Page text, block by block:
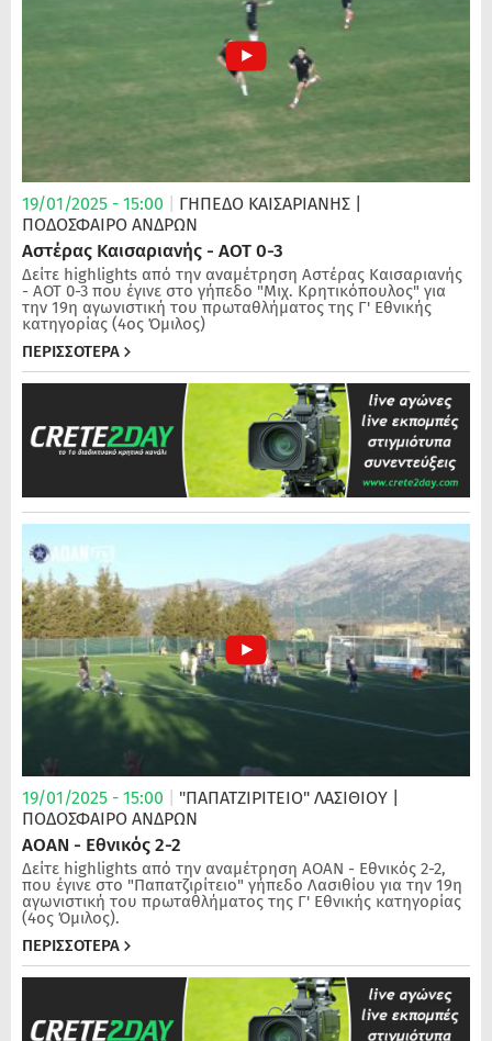
19/01/2025 - 15:00 ΓΗΠΕΔΟ ΚΑΙΣΑΡΙΑΝΗΣ
ΠΟΔΌΣΦΑΙΡΟ ΑΝΔΡΏΝ
Αστέρας Καισαριανής - ΑΟΤ 0-3
Δείτε highlights από την αναμέτρηση Αστέρας Καισαριανής
- ΑΟΤ 0-3 που έγινε στο γήπεδο "Μιχ. Κρητικόπουλος" για
την 19η αγωνιστική του πρωταθλήματος της Γ' Εθνικής
κατηγορίας (4ος Όμιλος)
ΠΕΡΙΣΣΟΤΕΡΑ
19/01/2025 - 15:00 "ΠΑΠΑΤΖΙΡΙΤΕΙΟ" ΛΑΣΙΘΙΟΥ
ΠΟΔΌΣΦΑΙΡΟ ΑΝΔΡΏΝ
ΑΟΑΝ - Εθνικός 2-2
Δείτε highlights από την αναμέτρηση ΑΟΑΝ - Εθνικός 2-2,
που έγινε στο "Παπατζιρίτειο" γήπεδο Λασιθίου για την 19η
αγωνιστική του πρωταθλήματος της Γ' Εθνικής κατηγορίας
(4ος Όμιλος).
ΠΕΡΙΣΣΟΤΕΡΑ